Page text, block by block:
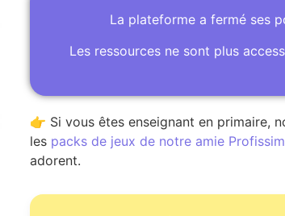
La plateforme a fermé ses
Les ressources ne sont plus
👉 Si vous êtes enseignant en primaire,
les packs de jeux de notre amie
adorent.